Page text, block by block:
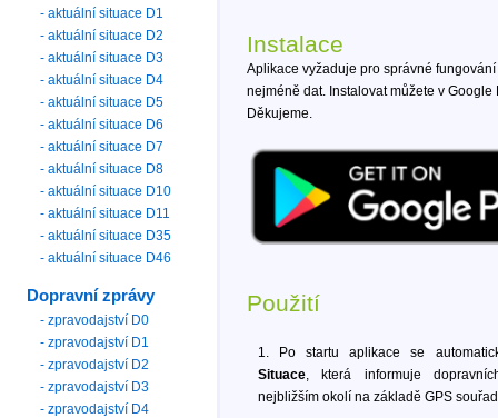
Instalace
Aplikace vyžaduje pro správné
nejméně dat. Instalovat můžete v
Děkujeme.
Použití
1. Po startu aplikace se
Situace, která informuje
nejbližším okolí na základě GPS
- aktuální situace D1
- aktuální situace D2
- aktuální situace D3
- aktuální situace D4
- aktuální situace D5
- aktuální situace D6
- aktuální situace D7
- aktuální situace D8
- aktuální situace D10
- aktuální situace D11
- aktuální situace D35
- aktuální situace D46
Dopravní zprávy
- zpravodajství D0
- zpravodajství D1
- zpravodajství D2
- zpravodajství D3
- zpravodajství D4